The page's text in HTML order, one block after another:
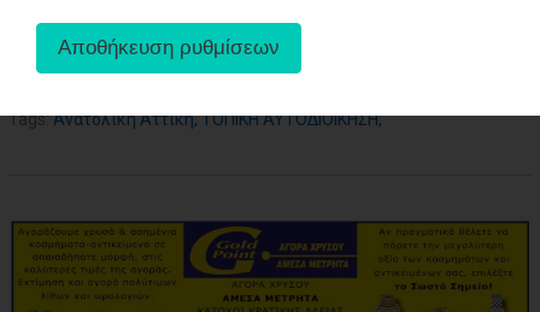
aboutus
Tags:Ανατολική Αττική,ΤΟΠΙΚΗ ΑΥΤΟΔΙΟΙΚΗΣΗ,